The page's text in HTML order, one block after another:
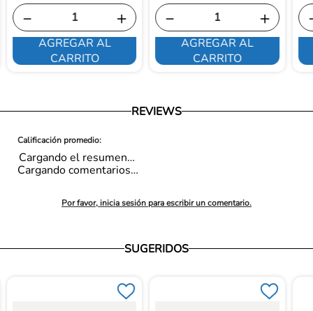
＋
－
AGREGAR AL
CARRITO
＋
－
AGREGAR AL
CARRITO
REVIEWS
Cargando el resumen…
Por favor, inicia sesión para escribir un comentario.
Cargando comentarios…
SUGERIDOS